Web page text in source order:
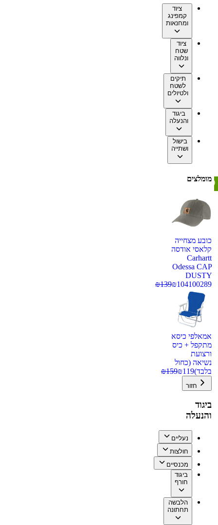
ציוד
קמפינג
ומחנאות
ציוד
שטח
ונלווה
תיקים
לשטח
ולטיולים
ביגוד
והנעלה
בישול
ושתייה
מומלצים
כובע מצחייה
קלאסי אודסה
Carhartt
Odessa CAP
DUSTY
100289
₪104
₪139
אמאלפי כיסא
מתקפל + כיס
ורצועת
נשיאה (כחול
בלבד)
₪119
₪159
חזור
ביגוד
והנעלה
נעליים
חולצות
מכנסיים
ביגוד
חורף
הלבשה
תחתונה